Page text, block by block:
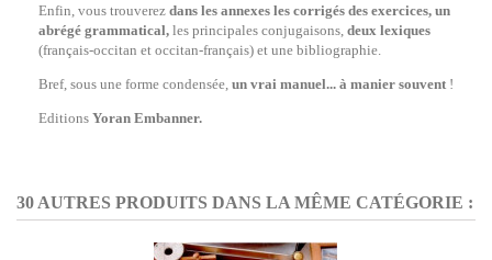
Enfin, vous trouverez dans les annexes les corrigés des exercices, un
abrégé grammatical, les principales conjugaisons, deux lexiques
(français-occitan et occitan-français) et une bibliographie.
Bref, sous une forme condensée, un vrai manuel... à manier souvent !
Editions Yoran Embanner.
30 AUTRES PRODUITS DANS LA MÊME CATÉGORIE :